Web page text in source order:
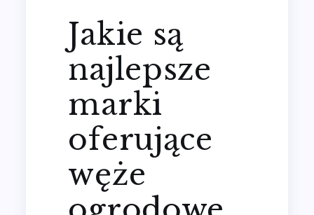
Jakie są
najlepsze
marki
oferujące
węże